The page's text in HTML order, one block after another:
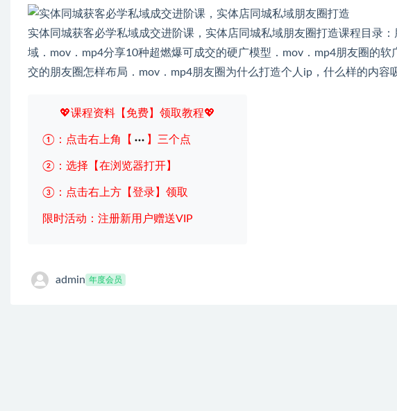
实体同城获客必学私域成交进阶课，实体店同城私域朋友圈打造课程目录
域．mov．mp4分享10种超燃爆可成交的硬广模型．mov．mp4朋友圈的
交的朋友圈怎样布局．mov．mp4朋友圈为什么打造个人ip，什么样的内容
💖课程资料【免费】领取教程💖
①：点击右上角【 】三个点
②：选择【在浏览器打开】
③：点击右上方【登录】领取
限时活动：注册新用户赠送VIP
admin 年度会员